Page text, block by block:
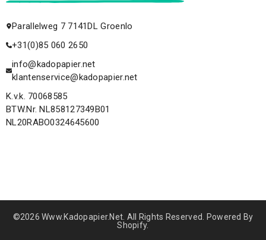
Parallelweg 7 7141DL Groenlo
+31(0)85 060 2650
info@kadopapier.net
klantenservice@kadopapier.net
K.v.k. 70068585
BTW.Nr. NL858127349B01
NL20RABO0324645600
©2026 Www.kadopapier.net. All Rights Reserved. Powered By
Shopify.